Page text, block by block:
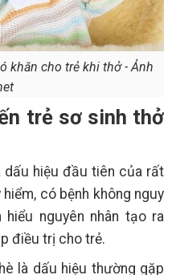
khăn cho trẻ khi thở - Ảnh
trẻ sơ sinh thở
dấu hiệu đầu tiên của rất
có bệnh không nguy
nguyên nhân tạo ra
điều trị cho trẻ.
là dấu hiệu thường gặp